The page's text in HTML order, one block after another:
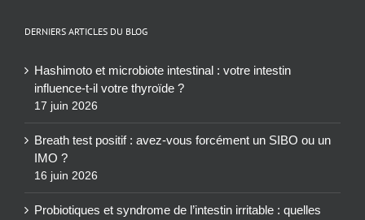
DERNIERS ARTICLES DU BLOG
Hashimoto et microbiote intestinal : votre intestin
influence-t-il votre thyroïde ?
17 juin 2026
Breath test positif : avez-vous forcément un SIBO ou un
IMO ?
16 juin 2026
Probiotiques et syndrome de l’intestin irritable : quelles